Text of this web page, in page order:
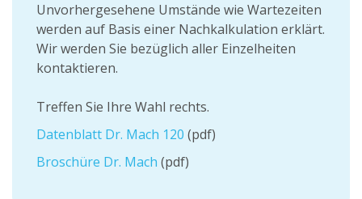
Unvorhergesehene Umstände wie Wartezeiten
werden auf Basis einer Nachkalkulation erklärt.
Wir werden Sie bezüglich aller Einzelheiten
kontaktieren.
Treffen Sie Ihre Wahl rechts.
Datenblatt Dr. Mach 120 (pdf)
Broschüre Dr. Mach (pdf)